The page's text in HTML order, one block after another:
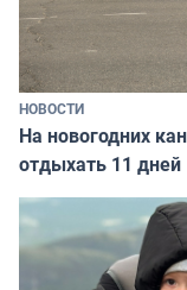
НОВОСТИ
На новогодних
отдыхать 11 дней